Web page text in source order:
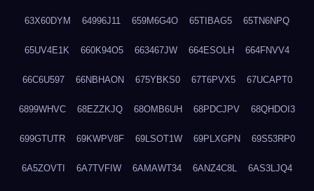
63X60DYM 64996J11 659M6G4O 65TIBAG5 65TN6NPQ
65UV4E1K 660K94O5 663467JW 664ESOLH 664FNVV4
66C6U597 66NBHAON 675YBKS0 67T6PVX5 67UCAPT0
6899WHVC 68EZZKJQ 68OMB6UH 68PDCJPV 68QHDOI3
699GTUTR 69KWPV8F 69LSOT1W 69PLXGPN 69S53RP0
6A5ZOVTI 6A7TVFIW 6AMAWT34 6ANZ4C8L 6AS3LJQ4